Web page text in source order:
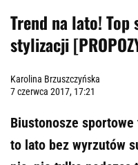
Trend na lato! Top
stylizacji
Karolina Brzuszczyńska
7 czerwca 2017, 17:21
Biustonosze
to lato bez wyrzutów